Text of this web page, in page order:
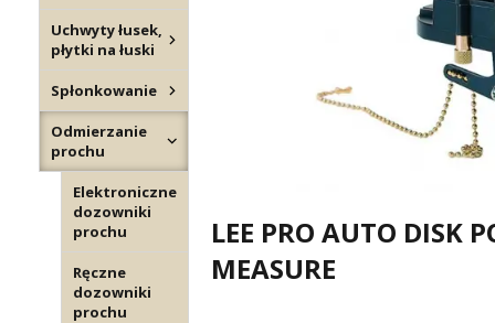
Uchwyty łusek,
płytki na łuski
Spłonkowanie
Odmierzanie
prochu
Elektroniczne
dozowniki
prochu
Ręczne
dozowniki
prochu
LEE PRO AUTO DISK
MEASURE